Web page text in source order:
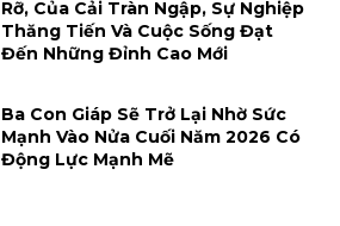
Rỡ, Của Cải Tràn Ngập, Sự Nghiệp
Thăng Tiến Và Cuộc Sống Đạt
Đến Những Đỉnh Cao Mới
Ba Con Giáp Sẽ Trở Lại Nhờ Sức
Mạnh Vào Nửa Cuối Năm 2026 Có
Động Lực Mạnh Mẽ